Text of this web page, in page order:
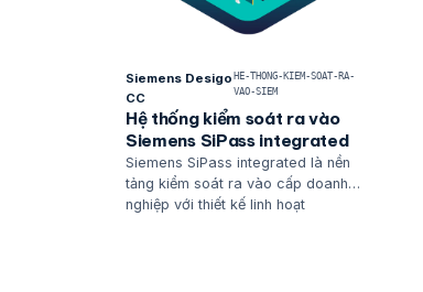
Siemens Desigo
CC
HE-THONG-KIEM-SOAT-RA-
VAO-SIEM
Hệ thống kiểm soát ra vào
Siemens SiPass integrated
Siemens SiPass integrated là nền
tảng kiểm soát ra vào cấp doanh
nghiệp với thiết kế linh hoạt